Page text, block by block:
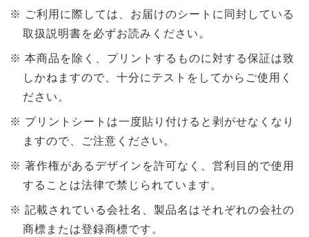
ご利用に際しては、お届けのシートに同封している
取扱説明書を必ずお読みください。
本商品を除く、プリントするものに対する保証は致
しかねますので、十分にテストをしてからご使用く
ださい。
プリントシートは一度貼り付けると剥がせなくなり
ますので、ご注意ください。
著作権があるデザインを許可なく、営利目的で使用
することは法律で禁じられています。
記載されている会社名、製品名はそれぞれの会社の
商標または登録商標です。